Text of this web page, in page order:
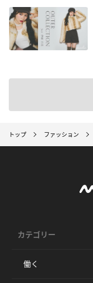
トップ ファッション
カテゴリー
働く